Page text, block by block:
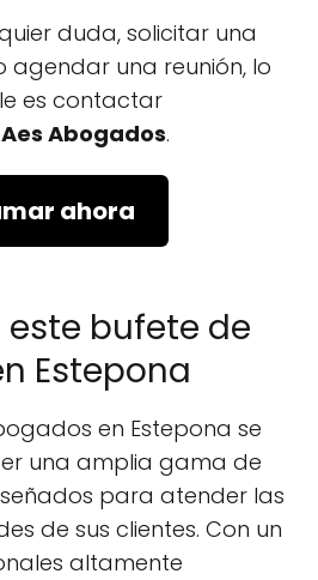
duda, solicitar una
agendar una reunión, lo
es contactar
Aes Abogados.
ahora
este bufete de
Estepona
en Estepona se
una amplia gama de
para atender las
de sus clientes. Con un
altamente